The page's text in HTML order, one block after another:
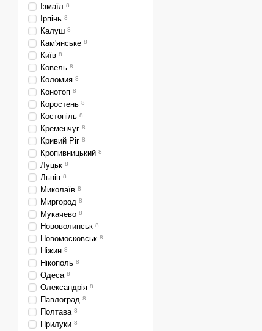
Ізмаїл 8
Ірпінь 8
Калуш 8
Кам'янське 8
Київ 8
Ковель 8
Коломия 8
Конотоп 8
Коростень 8
Костопіль 8
Кременчуг 8
Кривий Ріг 8
Кропивницький 8
Луцьк 8
Львів 8
Миколаїв 8
Миргород 8
Мукачево 8
Нововолинськ 8
Новомосковськ 8
Ніжин 8
Нікополь 8
Одеса 8
Олександрія 8
Павлоград 8
Полтава 8
Прилуки 8